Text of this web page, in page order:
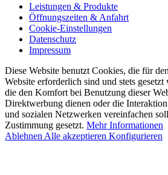
Leistungen & Produkte
Öffnungszeiten & Anfahrt
Cookie-Einstellungen
Datenschutz
Impressum
Diese Website benutzt Cookies, die für
Website erforderlich sind und stets
die den Komfort bei Benutzung dieser
Direktwerbung dienen oder die
und sozialen Netzwerken vereinfachen
Zustimmung gesetzt. Mehr Informationen
Ablehnen Alle akzeptieren Konfigurieren